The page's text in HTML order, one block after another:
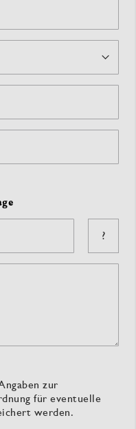
?
zur
für eventuelle
werden.